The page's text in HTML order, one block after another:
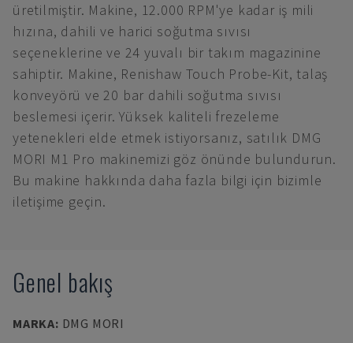
üretilmiştir. Makine, 12.000 RPM'ye kadar iş mili
hızına, dahili ve harici soğutma sıvısı
seçeneklerine ve 24 yuvalı bir takım magazinine
sahiptir. Makine, Renishaw Touch Probe-Kit, talaş
konveyörü ve 20 bar dahili soğutma sıvısı
beslemesi içerir. Yüksek kaliteli frezeleme
yetenekleri elde etmek istiyorsanız, satılık DMG
MORI M1 Pro makinemizi göz önünde bulundurun.
Bu makine hakkında daha fazla bilgi için bizimle
iletişime geçin.
Genel bakış
MARKA: DMG MORI